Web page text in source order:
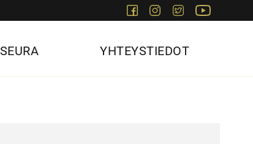
FacebookInstagram
Twitter
SEURA YHTEYSTIEDOT